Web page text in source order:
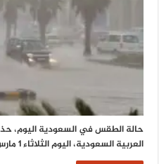
حالة الطقس في السعودية اليوم، حذر
العربية السعودية، اليوم الثلاثاء 1 مارس/آذار 2022، من وجود تقلبات …